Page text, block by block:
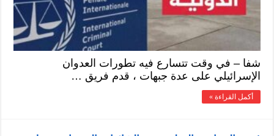
شفا – في وقت تتسارع فيه تطورات العدوان
الإسرائيلي على عدة جبهات ، قدم فريق …
أكمل القراءة »